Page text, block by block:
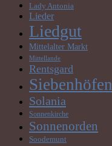
Lady Antonia
Lieder
Liedgut
Mittelalter Markt
Mittellande
Rentsgard
Siebenhöfen
Solania
Sonnenkirche
Sonnenorden
Soodemunt